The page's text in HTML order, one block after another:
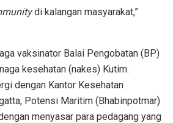
di kalangan masyarakat,”
vaksinator Balai Pengobatan (BP)
kesehatan (nakes) Kutim.
dengan Kantor Kesehatan
Potensi Maritim (Bhabinpotmar)
menyasar para pedagang yang